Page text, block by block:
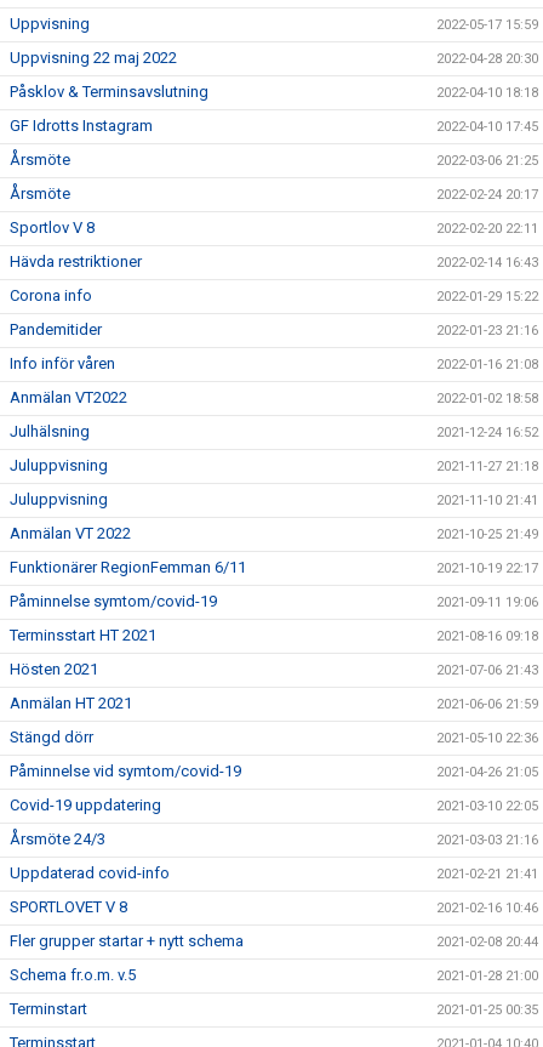
Uppvisning 2022-05-17 15:59
Uppvisning 22 maj 2022 2022-04-28 20:30
Påsklov & Terminsavslutning 2022-04-10 18:18
GF Idrotts Instagram 2022-04-10 17:45
Årsmöte 2022-03-06 21:25
Årsmöte 2022-02-24 20:17
Sportlov V 8 2022-02-20 22:11
Hävda restriktioner 2022-02-14 16:43
Corona info 2022-01-29 15:22
Pandemitider 2022-01-23 21:16
Info inför våren 2022-01-16 21:08
Anmälan VT2022 2022-01-02 18:58
Julhälsning 2021-12-24 16:52
Juluppvisning 2021-11-27 21:18
Juluppvisning 2021-11-10 21:41
Anmälan VT 2022 2021-10-25 21:49
Funktionärer RegionFemman 6/11 2021-10-19 22:17
Påminnelse symtom/covid-19 2021-09-11 19:06
Terminsstart HT 2021 2021-08-16 09:18
Hösten 2021 2021-07-06 21:43
Anmälan HT 2021 2021-06-06 21:59
Stängd dörr 2021-05-10 22:36
Påminnelse vid symtom/covid-19 2021-04-26 21:05
Covid-19 uppdatering 2021-03-10 22:05
Årsmöte 24/3 2021-03-03 21:16
Uppdaterad covid-info 2021-02-21 21:41
SPORTLOVET V 8 2021-02-16 10:46
Fler grupper startar + nytt schema 2021-02-08 20:44
Schema fr.o.m. v.5 2021-01-28 21:00
Terminstart 2021-01-25 00:35
Terminsstart